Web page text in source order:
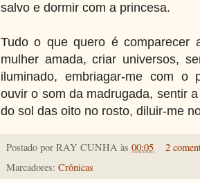
salvo e dormir com a princesa.
Tudo o que quero é comparecer
mulher amada, criar universos,
iluminado, embriagar-me com o
ouvir o som da madrugada, sentir
do sol das oito no rosto, diluir-me
Postado por RAY CUNHA às 00:05
2
Marcadores: Crônicas